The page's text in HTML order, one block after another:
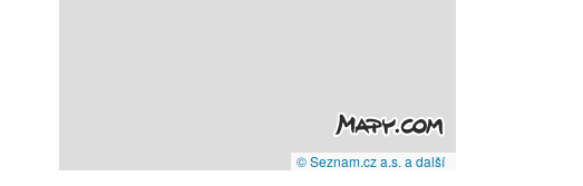
© Seznam.cz a.s. a další